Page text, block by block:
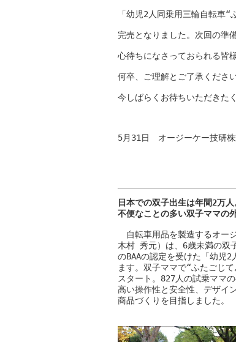
「幼児2人同乗用三輪自転車
完売となりました。次回の準
心待ちになさっておられる皆
何卒、ご理解とご了承くださ
今しばらくお待ちいただきた
5月31日　オージーケー技研
日本での双子出生は年間2万人
不便なことの多い双子ママの
自転車用品を製造するオー
木村 秀元）は、6歳未満の双
のBAAの認定を受けた「幼児
ます。双子ママで“ふたごじ
スタート。827人の試乗ママ
高い操作性と安全性、デザイ
商品づくりを目指しました。